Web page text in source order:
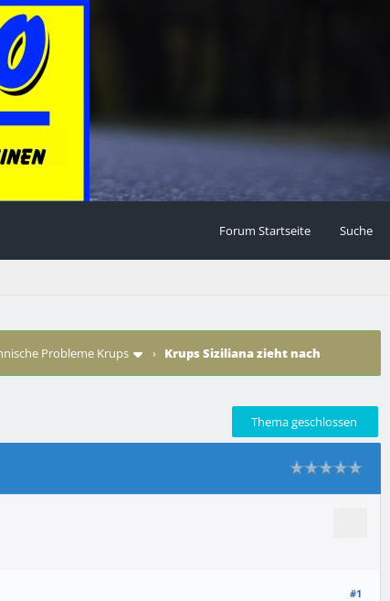
Forum Startseite Suche
Probleme Krups › Krups Siziliana zieht nach
Thema geschlossen
#1